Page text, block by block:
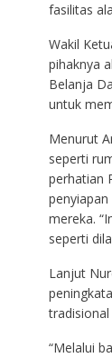
fasilitas
Wakil
pihaknya
Belanja
untuk
Menurut
seperti
perhatian
mereka.
seperti
Lanjut
tradisional
“Melalui